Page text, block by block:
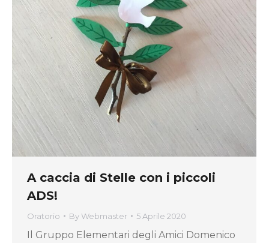
A caccia di Stelle con i piccoli
ADS!
Oratorio By Webmaster 5 Aprile 2020
Il Gruppo Elementari degli Amici Domenico